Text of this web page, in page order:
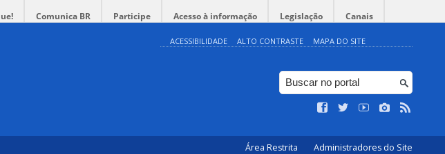
Comunica BR Participe Acesso à informação Legislação Canais
ACESSIBILIDADE ALTO CONTRASTE MAPA DO SITE
Área Restrita Administradores do Site